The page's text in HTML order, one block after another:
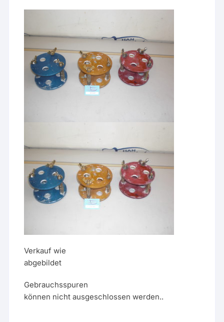
Verkauf wie
abgebildet
Gebrauchsspuren
können nicht ausgeschlossen werden..